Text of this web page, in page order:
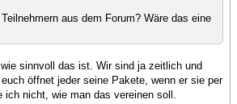
aus dem Forum? Wäre das eine
sinnvoll das ist. Wir sind ja zeitlich und
öffnet jeder seine Pakete, wenn er sie per
nicht, wie man das vereinen soll.